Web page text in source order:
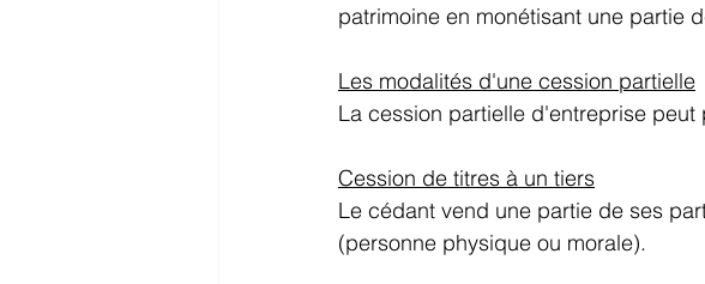
patrimoine en monétisant une partie
Les modalités d'une cession partielle
La cession partielle d'entreprise
Cession de titres à un tiers
Le cédant vend une partie de ses
(personne physique ou morale).